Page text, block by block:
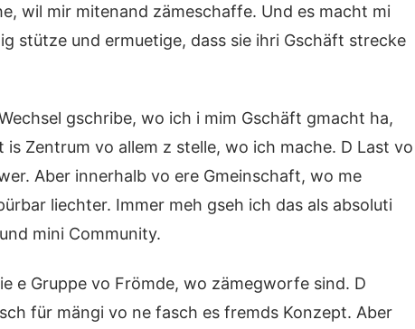
wil mir mitenand zämeschaffe. Und es macht mi
stütze und ermuetige, dass sie ihri Gschäft strecke
gschribe, wo ich i mim Gschäft gmacht ha,
Zentrum vo allem z stelle, wo ich mache. D Last vo
Aber innerhalb vo ere Gmeinschaft, wo me
liechter. Immer meh gseh ich das als absoluti
mini Community.
e Gruppe vo Frömde, wo zämegworfe sind. D
für mängi vo ne fasch es fremds Konzept. Aber